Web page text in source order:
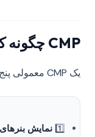
CMP چگونه کار می‌کند؟
یک CMP معمولی پنج وظیفه اصلی را انجام می‌دهد:
1️⃣ نمایش